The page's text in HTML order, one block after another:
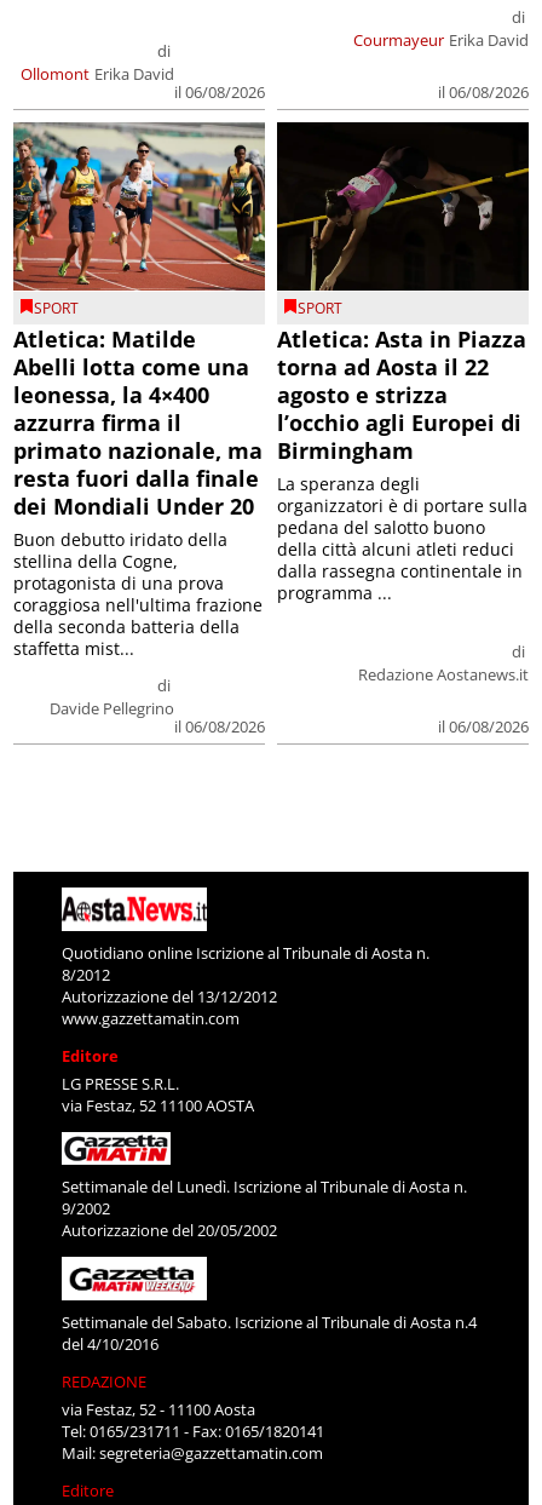
Ollomont
di
Erika David
il 06/08/2026
Courmayeur
di
Erika David
il 06/08/2026
SPORT
Atletica: Matilde
Abelli lotta come una
leonessa, la 4×400
azzurra firma il
primato nazionale, ma
resta fuori dalla finale
dei Mondiali Under 20
di
Davide Pellegrino
il 06/08/2026
Buon debutto iridato della
stellina della Cogne,
protagonista di una prova
coraggiosa nell'ultima frazione
della seconda batteria della
staffetta mist...
SPORT
Atletica: Asta in Piazza
torna ad Aosta il 22
agosto e strizza
l’occhio agli Europei di
Birmingham
di
Redazione Aostanews.it
il 06/08/2026
La speranza degli
organizzatori è di portare sulla
pedana del salotto buono
della città alcuni atleti reduci
dalla rassegna continentale in
programma ...
Quotidiano online Iscrizione al Tribunale di Aosta n.
8/2012
Autorizzazione del 13/12/2012
www.gazzettamatin.com
Editore
LG PRESSE S.R.L.
via Festaz, 52 11100 AOSTA
Settimanale del Lunedì. Iscrizione al Tribunale di Aosta n.
9/2002
Autorizzazione del 20/05/2002
Settimanale del Sabato. Iscrizione al Tribunale di Aosta n.4
del 4/10/2016
REDAZIONE
via Festaz, 52 - 11100 Aosta
Tel: 0165/231711 - Fax: 0165/1820141
Mail:segreteria@gazzettamatin.com
Editore